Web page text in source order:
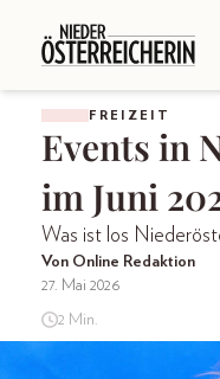
FREIZEIT
Events in
im Juni
Was ist los
Von Online Redaktion
27. Mai 2026
2 Min.